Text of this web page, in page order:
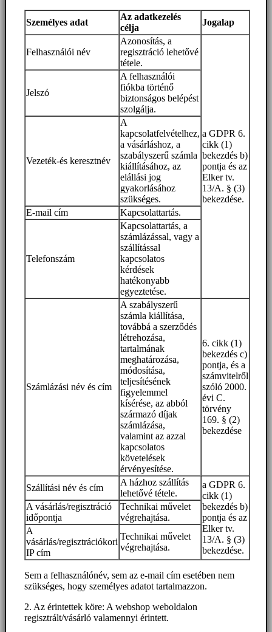
Személyes adat
Az adatkezelés
célja
Jogalap
Felhasználói név
Azonosítás, a
regisztráció lehetővé
tétele.
a GDPR 6.
cikk (1)
bekezdés b)
pontja és az
Elker tv.
13/A. § (3)
bekezdése.
Jelszó
A felhasználói
fiókba történő
biztonságos belépést
szolgálja.
Vezeték-és keresztnév
A
kapcsolatfelvételhez,
a vásárláshoz, a
szabályszerű számla
kiállításához, az
elállási jog
gyakorlásához
szükséges.
E-mail cím
Kapcsolattartás.
Telefonszám
Kapcsolattartás, a
számlázással, vagy a
szállítással
kapcsolatos
kérdések
hatékonyabb
egyeztetése.
Számlázási név és cím
A szabályszerű
számla kiállítása,
továbbá a szerződés
létrehozása,
tartalmának
meghatározása,
módosítása,
teljesítésének
figyelemmel
kísérése, az abból
származó díjak
számlázása,
valamint az azzal
kapcsolatos
követelések
érvényesítése.
6. cikk (1)
bekezdés c)
pontja, és a
számvitelről
szóló 2000.
évi C.
törvény
169. § (2)
bekezdése
Szállítási név és cím
A házhoz szállítás
lehetővé tétele.
a GDPR 6.
cikk (1)
bekezdés b)
pontja és az
Elker tv.
13/A. § (3)
bekezdése.
A vásárlás/regisztráció
időpontja
Technikai művelet
végrehajtása.
A
vásárlás/regisztrációkori
IP cím
Technikai művelet
végrehajtása.
Sem a felhasználónév, sem az e-mail cím esetében nem
szükséges, hogy személyes adatot tartalmazzon.
2. Az érintettek köre: A webshop weboldalon
regisztrált/vásárló valamennyi érintett.